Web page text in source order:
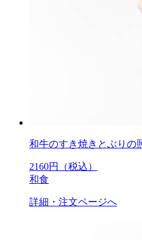
和牛のすき焼きとぶりの
2160円（税込）
和食
詳細・注文ページへ